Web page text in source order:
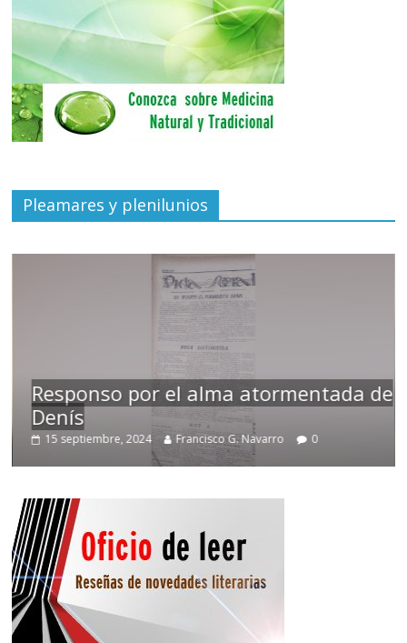
Pleamares y plenilunios
Responso por el alma atormentada de
Denís
15 septiembre, 2024 Francisco G. Navarro 0